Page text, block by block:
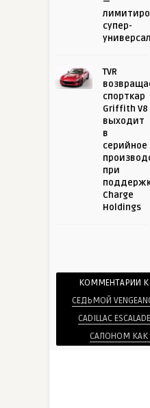
супер-
TVR
спорткар
Griffith V8
выходит
в
серийное
при
Charge
Holdings
КОММЕНТАРИИ К
СЕДЬМОЙ
CADILLAC
САЛОНОМ КАК